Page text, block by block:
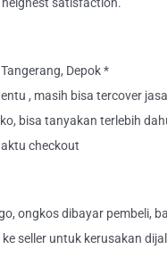
Depok *
, masih bisa tercover jasa
bisa tanyakan terlebih
checkout
ongkos dibayar pembeli,
seller untuk kerusakan